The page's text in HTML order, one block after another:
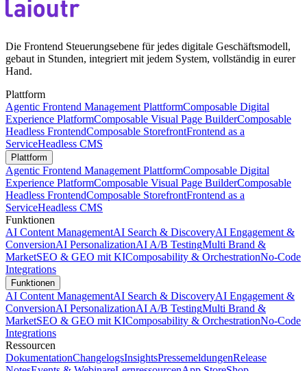
Die Frontend Steuerungsebene für jedes digitale Geschäftsmodell,
gebaut in Stunden, integriert mit jedem System, vollständig in eurer
Hand.
Plattform
Agentic Frontend Management PlattformComposable Digital
Experience PlatformComposable Visual Page BuilderComposable
Headless FrontendComposable StorefrontFrontend as a
ServiceHeadless CMS
Plattform
Agentic Frontend Management PlattformComposable Digital
Experience PlatformComposable Visual Page BuilderComposable
Headless FrontendComposable StorefrontFrontend as a
ServiceHeadless CMS
Funktionen
AI Content ManagementAI Search & DiscoveryAI Engagement &
ConversionAI PersonalizationAI A/B TestingMulti Brand &
MarketSEO & GEO mit KIComposability & OrchestrationNo-Code
Integrations
Funktionen
AI Content ManagementAI Search & DiscoveryAI Engagement &
ConversionAI PersonalizationAI A/B TestingMulti Brand &
MarketSEO & GEO mit KIComposability & OrchestrationNo-Code
Integrations
Ressourcen
DokumentationChangelogsInsightsPressemeldungenRelease